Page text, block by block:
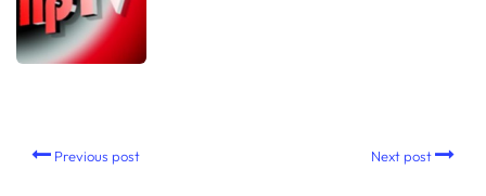
Previous post Next post